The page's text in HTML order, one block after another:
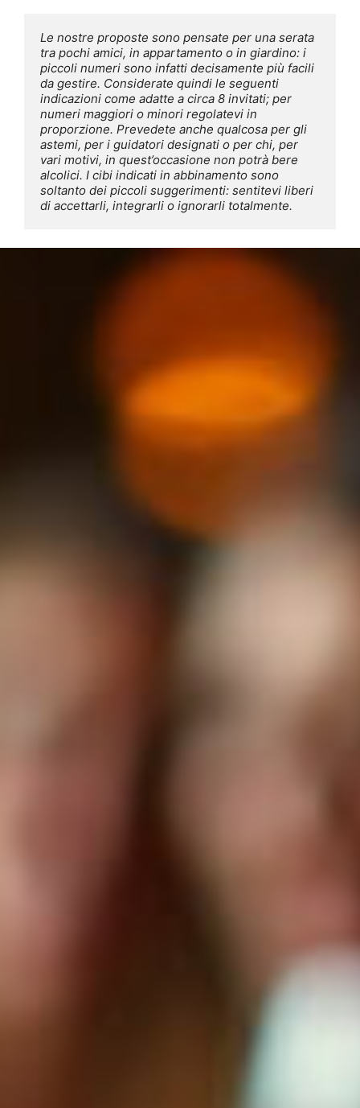
Le nostre proposte sono pensate per una serata
tra pochi amici, in appartamento o in giardino: i
piccoli numeri sono infatti decisamente più facili
da gestire. Considerate quindi le seguenti
indicazioni come adatte a circa 8 invitati; per
numeri maggiori o minori regolatevi in
proporzione. Prevedete anche qualcosa per gli
astemi, per i guidatori designati o per chi, per
vari motivi, in quest’occasione non potrà bere
alcolici. I cibi indicati in abbinamento sono
soltanto dei piccoli suggerimenti: sentitevi liberi
di accettarli, integrarli o ignorarli totalmente.